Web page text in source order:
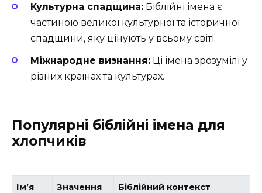
Культурна спадщина: Біблійні імена є
частиною великої культурної та історичної
спадщини, яку цінують у всьому світі.
Міжнародне визнання: Ці імена зрозумілі у
різних країнах та культурах.
Популярні біблійні імена для
хлопчиків
Ім’я Значення Біблійний контекст